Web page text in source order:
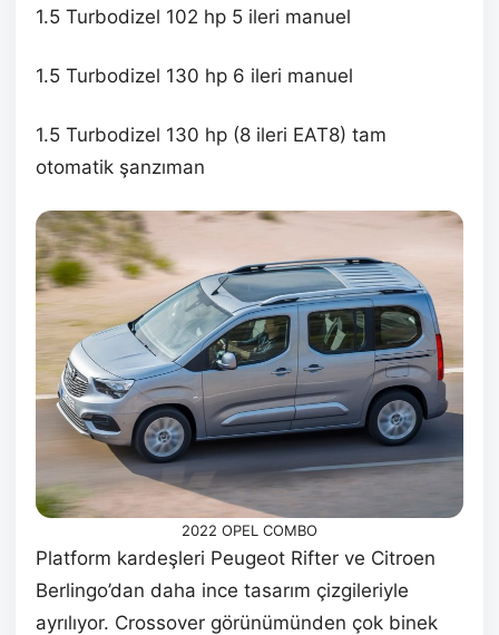
1.5 Turbodizel 102 hp 5 ileri manuel
1.5 Turbodizel 130 hp 6 ileri manuel
1.5 Turbodizel 130 hp (8 ileri EAT8) tam
otomatik şanzıman
2022 OPEL COMBO
Platform kardeşleri Peugeot Rifter ve Citroen
Berlingo’dan daha ince tasarım çizgileriyle
ayrılıyor. Crossover görünümünden çok binek